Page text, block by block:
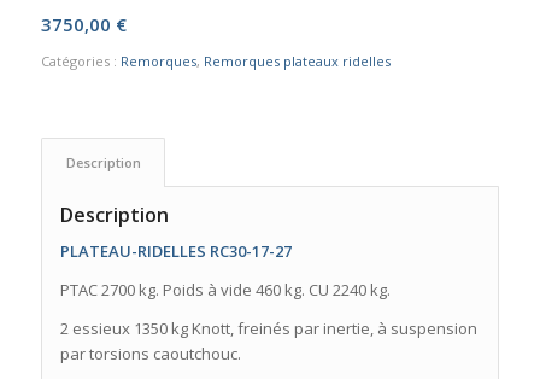
3750,00 €
Catégories : Remorques, Remorques plateaux ridelles
Description
Description
PLATEAU-RIDELLES RC30-17-27
PTAC 2700 kg. Poids à vide 460 kg. CU 2240 kg.
2 essieux 1350 kg Knott, freinés par inertie, à suspension
par torsions caoutchouc.